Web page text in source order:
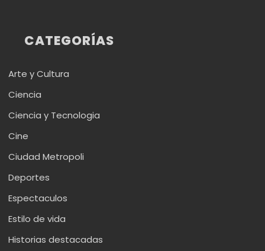
CATEGORÍAS
Arte y Cultura
Ciencia
Ciencia y Tecnologia
Cine
Ciudad Metropoli
Deportes
Espectaculos
Estilo de vida
Historias destacadas